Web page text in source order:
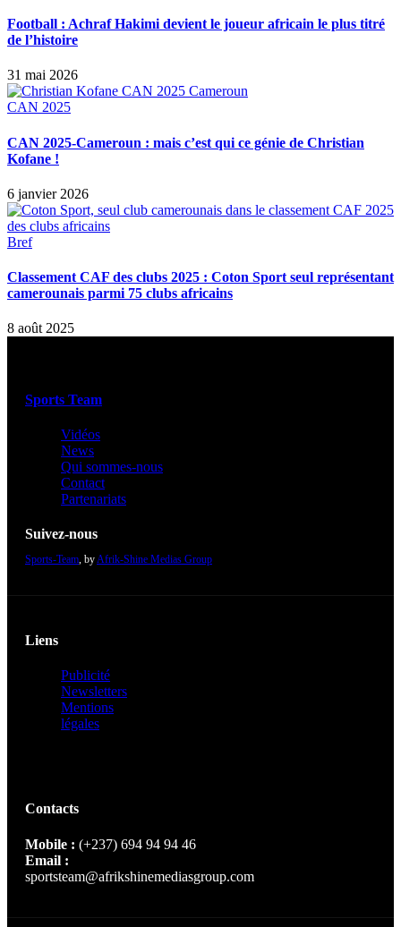
Football : Achraf Hakimi devient le joueur africain le plus titré
de l’histoire
31 mai 2026
CAN 2025
CAN 2025-Cameroun : mais c’est qui ce génie de Christian
Kofane !
6 janvier 2026
Bref
Classement CAF des clubs 2025 : Coton Sport seul représentant
camerounais parmi 75 clubs africains
8 août 2025
Sports Team
Vidéos
News
Qui sommes-nous
Contact
Partenariats
Suivez-nous
Sports-Team , by Afrik-Shine Medias Group
Liens
Publicité
Newsletters
Mentions
légales
Contacts
Mobile : (+237) 694 94 94 46
Email :
sportsteam@afrikshinemediasgroup.com